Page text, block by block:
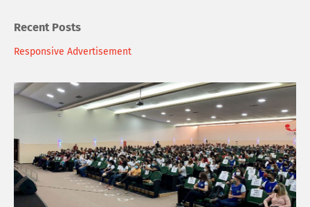
Recent Posts
Responsive Advertisement